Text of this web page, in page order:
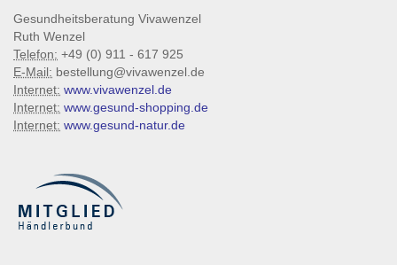
Gesundheitsberatung Vivawenzel
Ruth Wenzel
Telefon: +49 (0) 911 - 617 925
E-Mail: bestellung@vivawenzel.de
Internet: www.vivawenzel.de
Internet: www.gesund-shopping.de
Internet: www.gesund-natur.de